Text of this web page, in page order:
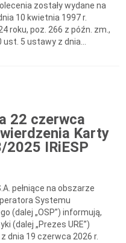
zostały wydane na
10 kwietnia 1997 r.
roku, poz. 266 z późn. zm.,
5 ustawy z dnia...
22 czerwca
Karty
IRiESP
pełniące na obszarze
Systemu
(dalej „OSP”) informują,
(dalej „Prezes URE”)
z dnia 19 czerwca 2026 r.